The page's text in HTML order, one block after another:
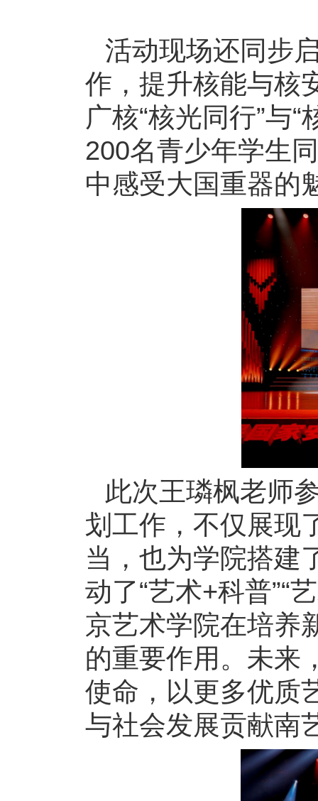
活动现场还同步
作，提升核能与核
广核“核光同行”与
200名青少年学生
中感受大国重器的
此次王璘枫老师
划工作，不仅展现
当，也为学院搭建
动了“艺术+科普”“
京艺术学院在培养
的重要作用。未来
使命，以更多优质
与社会发展贡献南